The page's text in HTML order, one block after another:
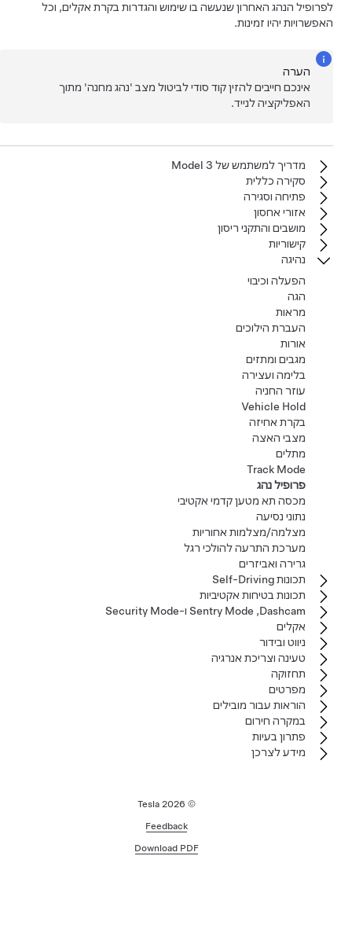
לפרופיל הנהג האחרון שנעשה בו שימוש והגדרות בקרת אקלים, וכל
האפשרויות יהיו זמינות.
הערה
אינכם חייבים להזין קוד סודי לביטול מצב 'נהג מחנה' מתוך
האפליקציה לנייד.
מדריך למשתמש של‏ Model 3‏
סקירה כללית
פתיחה וסגירה
אזורי אחסון
מושבים והתקני ריסון
קישוריות
נהיגה
הפעלה וכיבוי
מראות
העברת הילוכים
אורות
מגבים ומתזים
בלימה ועצירה
עוזר החניה
Vehicle Hold
בקרת אחיזה
מצבי האצה
מתלים
Track Mode
פרופיל נהג
מכסה תא מטען קדמי אקטיבי
נתוני נסיעה
מצלמה/מצלמות אחוריות
מערכת התרעה להולכי רגל
גרירה ואביזרים
תכונות Self-Driving
תכונות בטיחות אקטיביות
Dashcam‏, Sentry Mode ו-Security Mode
אקלים
ניווט ובידור
טעינה וצריכת אנרגיה
תחזוקה
מפרטים
הוראות עבור מובילים
במקרה חירום
פתרון בעיות
מידע לצרכן
2026
Feedback
Download PDF